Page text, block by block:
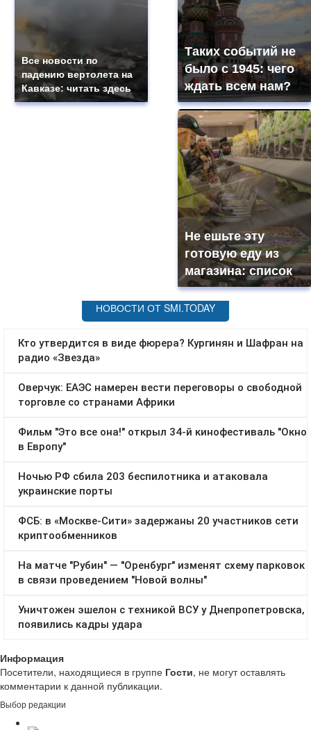
Все новости по
падению вертолета на
Кавказе: читать здесь
Таких событий не
было с 1945: чего
ждать всем нам?
Не ешьте эту
готовую еду из
магазина: список
Информация
Посетители, находящиеся в группе Гости, не могут оставлять
комментарии к данной публикации.
Выбор редакции